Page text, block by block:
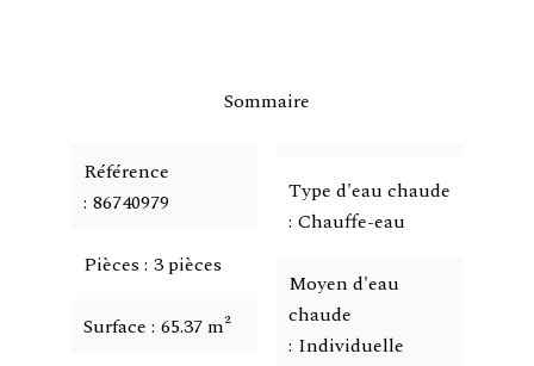
Sommaire
Référence
86740979
Pièces 3 pièces
Surface 65.37 m²
Type d'eau chaude
Chauffe-eau
Moyen d'eau
chaude
Individuelle